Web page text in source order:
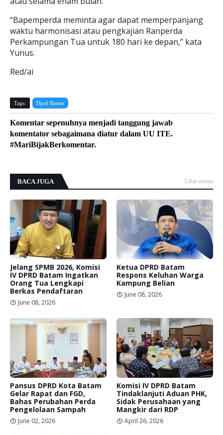
“Bapemperda meminta agar dapat memperpanjang
waktu harmonisasi atau pengkajian Ranperda
Perkampungan Tua untuk 180 hari ke depan,” kata
Yunus.
Red/ai
Tags: Dprd Batam
Komentar sepenuhnya menjadi tanggung jawab
komentator sebagaimana diatur dalam UU ITE.
#MariBijakBerkomentar.
BACA JUGA Lihat semua
Jelang SPMB 2026, Komisi
IV DPRD Batam Ingatkan
Orang Tua Lengkapi
Berkas Pendaftaran
June 08, 2026
Ketua DPRD Batam
Respons Keluhan Warga
Kampung Belian
June 08, 2026
Pansus DPRD Kota Batam
Gelar Rapat dan FGD,
Bahas Perubahan Perda
Pengelolaan Sampah
June 02, 2026
Komisi IV DPRD Batam
Tindaklanjuti Aduan PHK,
Sidak Perusahaan yang
Mangkir dari RDP
April 26, 2026